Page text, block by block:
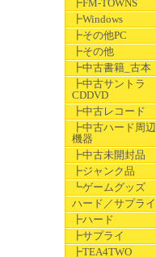
┣FM-TOWNS
┣Windows
┣その他PC
┣その他
┣中古書籍_古本
┣中古サントラ
CDDVD
┣中古レコード
┣中古ハード周辺
機器
┣中古未開封品
┣ジャンク品
┗ゲームグッズ
ハード／サプライ
┣ハード
┣サプライ
┣TEA4TWO